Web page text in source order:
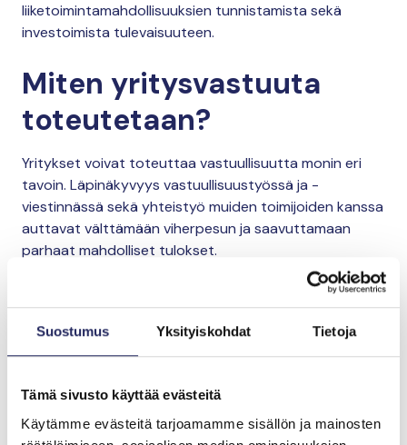
Suostumus Yksityiskohdat Tietoja
Tämä sivusto käyttää evästeitä
Käytämme evästeitä tarjoamamme sisällön ja mainosten
liiketoimintamahdollisuuksien tunnistamista sekä
investoimista tulevaisuuteen.
Miten yritysvastuuta
toteutetaan?
Yritykset voivat toteuttaa vastuullisuutta monin eri
tavoin. Läpinäkyvyys vastuullisuustyössä ja -
viestinnässä sekä yhteistyö muiden toimijoiden kanssa
auttavat välttämään viherpesun ja saavuttamaan
parhaat mahdolliset tulokset.
John Nurmisen Säätiön työn tukeminen on yritykselle
olla mukana vaalimassa meriluonnon
monimuotoisuutta sekä merikulttuuria.
Kenen kanssa toimimme ja mitä
odotamme kumppaneiltamme?